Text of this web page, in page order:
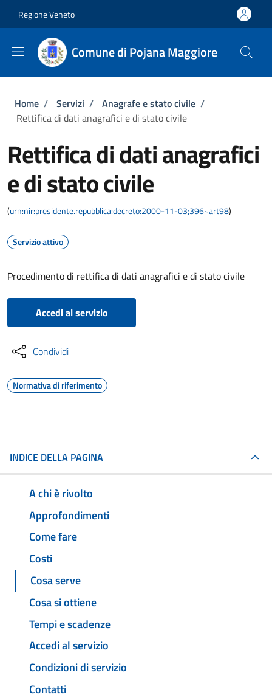
Regione Veneto
Comune di Pojana Maggiore
Briciole di pane
Home / Servizi / Anagrafe e stato civile /
Rettifica di dati anagrafici e di stato civile
Rettifica di dati anagrafici
e di stato civile
(urn:nir:presidente.repubblica:decreto:2000-11-03;396~art98)
Servizio attivo
Procedimento di rettifica di dati anagrafici e di stato civile
Accedi al servizio
Condividi
Normativa di riferimento
INDICE DELLA PAGINA
A chi è rivolto
Approfondimenti
Come fare
Costi
Cosa serve
Cosa si ottiene
Tempi e scadenze
Accedi al servizio
Condizioni di servizio
Contatti